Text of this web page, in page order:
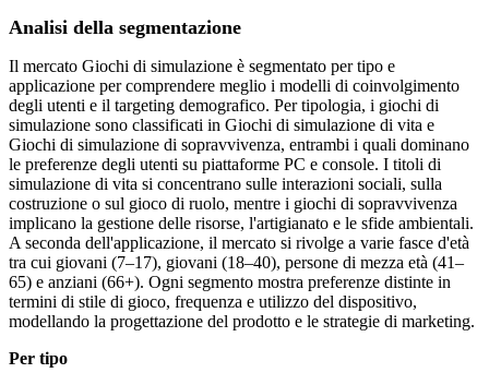
Analisi della segmentazione
Il mercato Giochi di simulazione è segmentato per tipo e
applicazione per comprendere meglio i modelli di coinvolgimento
degli utenti e il targeting demografico. Per tipologia, i giochi di
simulazione sono classificati in Giochi di simulazione di vita e
Giochi di simulazione di sopravvivenza, entrambi i quali dominano
le preferenze degli utenti su piattaforme PC e console. I titoli di
simulazione di vita si concentrano sulle interazioni sociali, sulla
costruzione o sul gioco di ruolo, mentre i giochi di sopravvivenza
implicano la gestione delle risorse, l'artigianato e le sfide ambientali.
A seconda dell'applicazione, il mercato si rivolge a varie fasce d'età
tra cui giovani (7–17), giovani (18–40), persone di mezza età (41–
65) e anziani (66+). Ogni segmento mostra preferenze distinte in
termini di stile di gioco, frequenza e utilizzo del dispositivo,
modellando la progettazione del prodotto e le strategie di marketing.
Per tipo